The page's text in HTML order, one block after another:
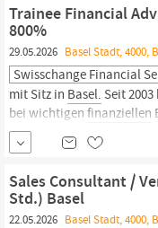
Trainee Financial
800%
29.05.2026 Basel Stadt, 4000,
Swisschange Financial
mit Sitz in Basel. Seit
bei wichtigen finanziellen
Immobilienfinanzierung,
strategischer
Wir vertreten die
Sales Consultant /
Std.) Basel
22.05.2026 Basel Stadt, 4000,